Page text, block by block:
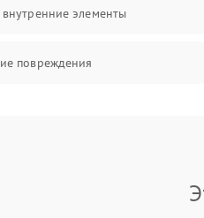
элементы
повреждения